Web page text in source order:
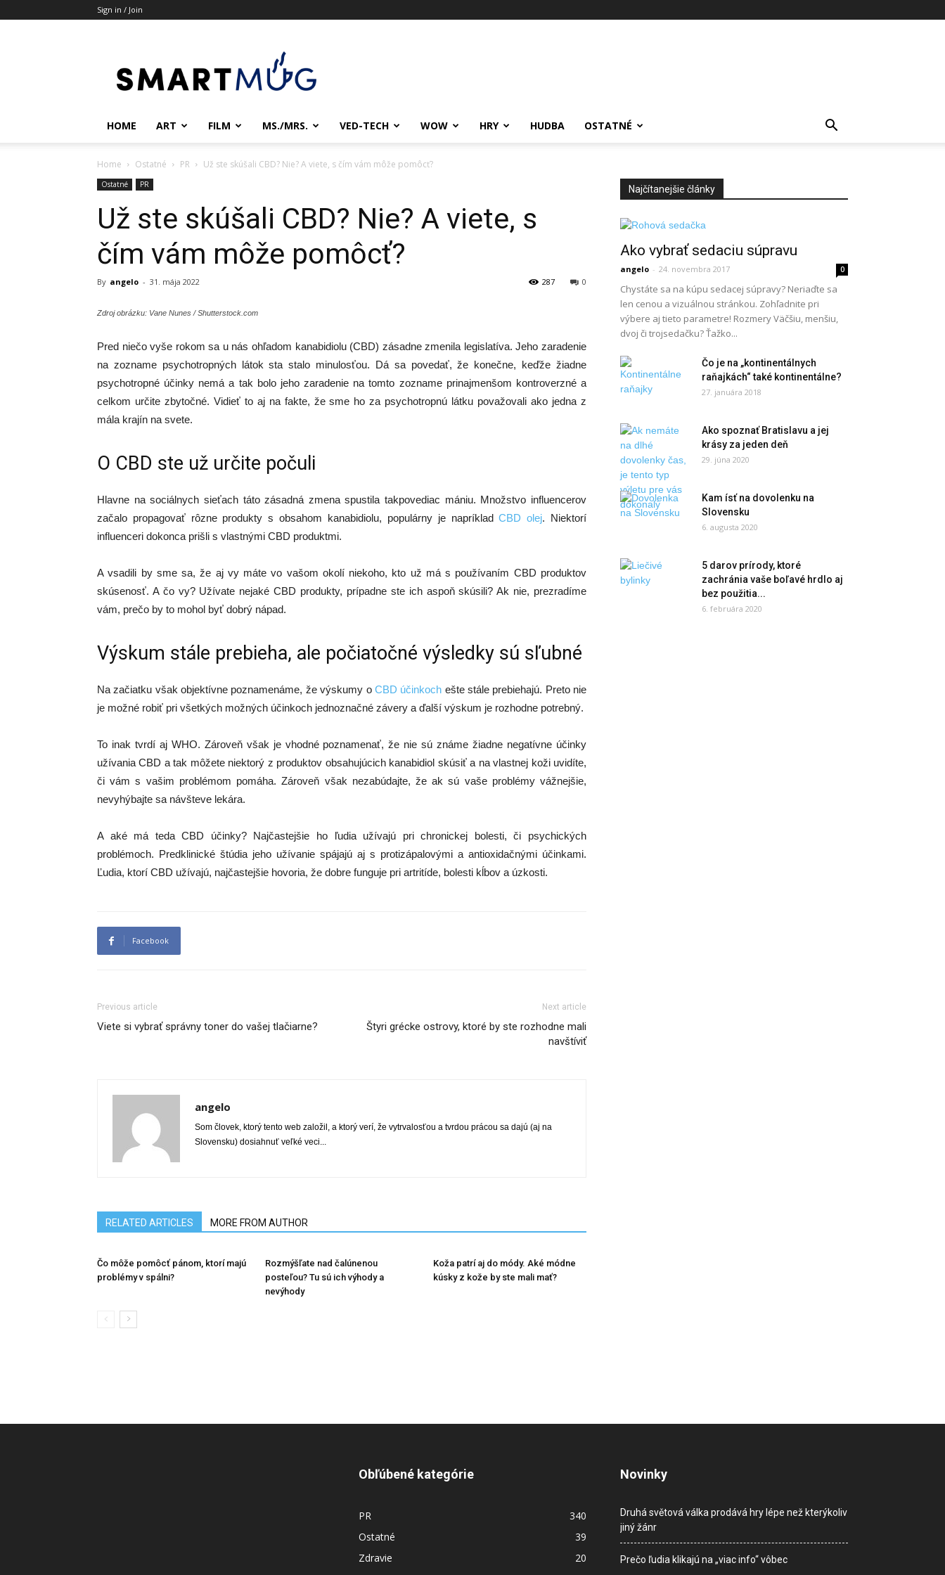
Sign in / Join
HOME ART FILM MS./MRS. VED-TECH WOW HRY HUDBA OSTATNÉ
Home Ostatné PR Už ste skúšali CBD? Nie? A viete, s čím vám môže pomôcť?
Ostatné PR
Už ste skúšali CBD? Nie? A viete, s
čím vám môže pomôcť?
By angelo - 31. mája 2022 0
287
Zdroj obrázku: Vane Nunes / Shutterstock.com
Pred niečo vyše rokom sa u nás ohľadom kanabidiolu (CBD) zásadne zmenila legislatíva. Jeho zaradenie
na zozname psychotropných látok sta stalo minulosťou. Dá sa povedať, že konečne, keďže žiadne
psychotropné účinky nemá a tak bolo jeho zaradenie na tomto zozname prinajmenšom kontroverzné a
celkom určite zbytočné. Vidieť to aj na fakte, že sme ho za psychotropnú látku považovali ako jedna z
mála krajín na svete.
O CBD ste už určite počuli
Hlavne na sociálnych sieťach táto zásadná zmena spustila takpovediac mániu. Množstvo influencerov
začalo propagovať rôzne produkty s obsahom kanabidiolu, populárny je napríkladCBD olej. Niektorí
influenceri dokonca prišli s vlastnými CBD produktmi.
A vsadili by sme sa, že aj vy máte vo vašom okolí niekoho, kto už má s používaním CBD produktov
skúsenosť. A čo vy? Užívate nejaké CBD produkty, prípadne ste ich aspoň skúsili? Ak nie, prezradíme
vám, prečo by to mohol byť dobrý nápad.
Výskum stále prebieha, ale počiatočné výsledky sú sľubné
Na začiatku však objektívne poznamenáme, že výskumy o CBD účinkoch ešte stále prebiehajú. Preto nie
je možné robiť pri všetkých možných účinkoch jednoznačné závery a ďalší výskum je rozhodne potrebný.
To inak tvrdí aj WHO. Zároveň však je vhodné poznamenať, že nie sú známe žiadne negatívne účinky
užívania CBD a tak môžete niektorý z produktov obsahujúcich kanabidiol skúsiť a na vlastnej koži uvidíte,
či vám s vašim problémom pomáha. Zároveň však nezabúdajte, že ak sú vaše problémy vážnejšie,
nevyhýbajte sa návšteve lekára.
A aké má teda CBD účinky? Najčastejšie ho ľudia užívajú pri chronickej bolesti, či psychických
problémoch. Predklinické štúdia jeho užívanie spájajú aj s protizápalovými a antioxidačnými účinkami.
Ľudia, ktorí CBD užívajú, najčastejšie hovoria, že dobre funguje pri artritíde, bolesti kĺbov a úzkosti.
Facebook
Previous article
Viete si vybrať správny toner do vašej tlačiarne?
Next article
Štyri grécke ostrovy, ktoré by ste rozhodne mali
navštíviť
angelo
Som človek, ktorý tento web založil, a ktorý verí, že vytrvalosťou a tvrdou prácou sa dajú (aj na
Slovensku) dosiahnuť veľké veci...
RELATED ARTICLES MORE FROM AUTHOR
Čo môže pomôcť pánom, ktorí majú
problémy v spálni?
Rozmýšľate nad čalúnenou
posteľou? Tu sú ich výhody a
nevýhody
Koža patrí aj do módy. Aké módne
kúsky z kože by ste mali mať?
Najčítanejšie články
Ako vybrať sedaciu súpravu
angelo - 24. novembra 2017 0
Chystáte sa na kúpu sedacej súpravy? Neriaďte sa
len cenou a vizuálnou stránkou. Zohľadnite pri
výbere aj tieto parametre! Rozmery Väčšiu, menšiu,
dvoj či trojsedačku? Ťažko...
Čo je na „kontinentálnych
raňajkách“ také kontinentálne?
27. januára 2018
Ako spoznať Bratislavu a jej
krásy za jeden deň
29. júna 2020
Kam ísť na dovolenku na
Slovensku
6. augusta 2020
5 darov prírody, ktoré
zachránia vaše boľavé hrdlo aj
bez použitia...
6. februára 2020
Obľúbené kategórie
PR
340
Ostatné
39
Zdravie
20
Novinky
Druhá světová válka prodává hry lépe než kterýkoliv
jiný žánr
Prečo ľudia klikajú na „viac info“ vôbec